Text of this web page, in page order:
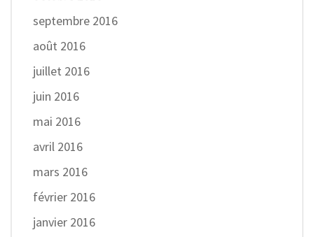
septembre 2016
août 2016
juillet 2016
juin 2016
mai 2016
avril 2016
mars 2016
février 2016
janvier 2016